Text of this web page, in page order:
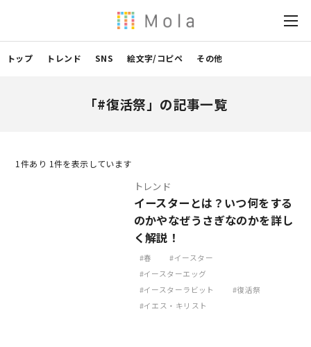
トップ トレンド SNS 絵文字/コピペ その他
「#復活祭」の記事一覧
1 件あり 1件を表示しています
トレンド
イースターとは？いつ何をする
のかやなぜうさぎなのかを詳し
く解説！
春
イースター
イースターエッグ
イースターラビット
復活祭
イエス・キリスト